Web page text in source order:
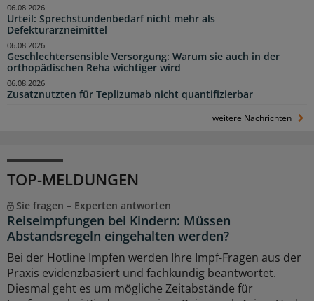
Urteil: Sprechstundenbedarf nicht mehr als
Defekturarzneimittel
06.08.2026
Geschlechtersensible Versorgung: Warum sie auch in der
orthopädischen Reha wichtiger wird
06.08.2026
Zusatznutzten für Teplizumab nicht quantifizierbar
06.08.2026
weitere Nachrichten
TOP-MELDUNGEN
Sie fragen – Experten antworten
Reiseimpfungen bei Kindern: Müssen
Abstandsregeln eingehalten werden?
Bei der Hotline Impfen werden Ihre Impf-Fragen aus der
Praxis evidenzbasiert und fachkundig beantwortet.
Diesmal geht es um mögliche Zeitabstände für